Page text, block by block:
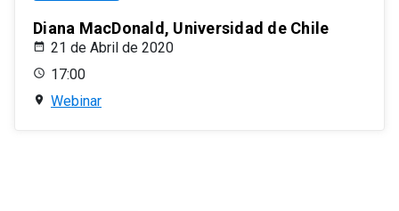
Diana MacDonald, Universidad de Chile
21 de Abril de 2020
17:00
Webinar